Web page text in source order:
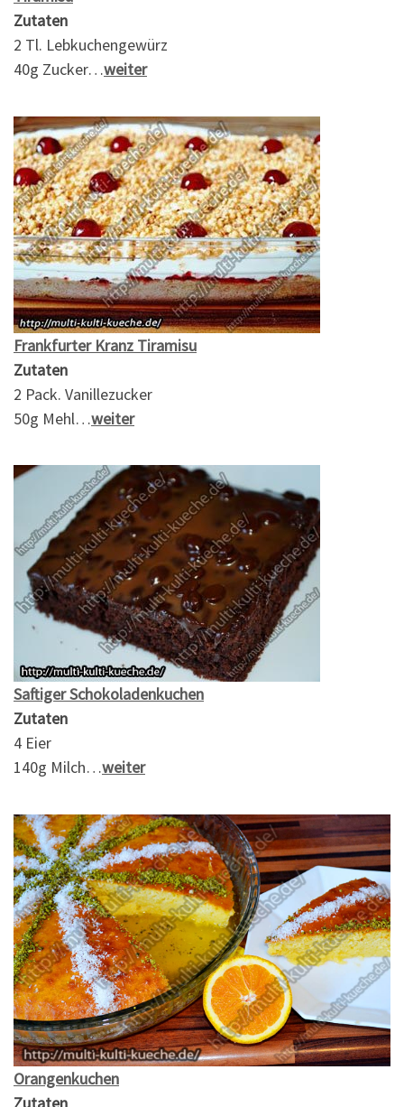
Zutaten
2 Tl. Lebkuchengewürz
40g Zucker…weiter
Frankfurter Kranz Tiramisu
Zutaten
2 Pack. Vanillezucker
50g Mehl…weiter
Saftiger Schokoladenkuchen
Zutaten
4 Eier
140g Milch…weiter
Orangenkuchen
Zutaten